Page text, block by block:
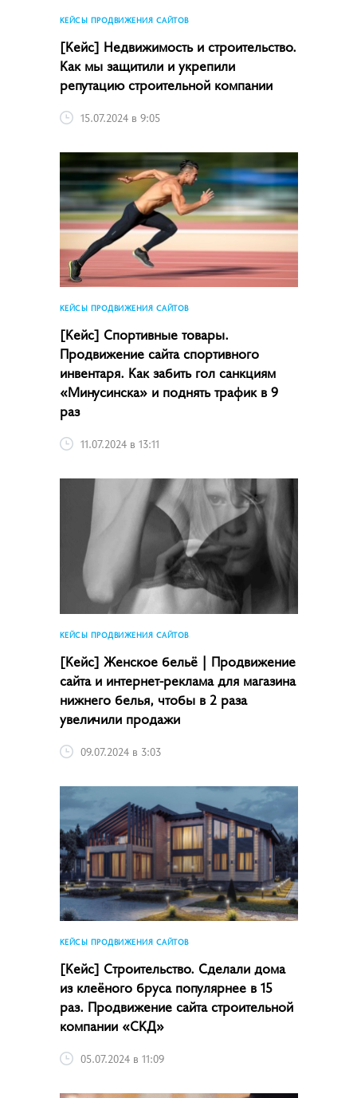
КЕЙСЫ ПРОДВИЖЕНИЯ САЙТОВ
[Кейс] Недвижимость и строительство.
Как мы защитили и укрепили
репутацию строительной компании
15.07.2024 в 9:05
КЕЙСЫ ПРОДВИЖЕНИЯ САЙТОВ
[Кейс] Спортивные товары.
Продвижение сайта спортивного
инвентаря. Как забить гол санкциям
«Минусинска» и поднять трафик в 9
раз
11.07.2024 в 13:11
КЕЙСЫ ПРОДВИЖЕНИЯ САЙТОВ
[Кейс] Женское бельё | Продвижение
сайта и интернет-реклама для магазина
нижнего белья, чтобы в 2 раза
увеличили продажи
09.07.2024 в 3:03
КЕЙСЫ ПРОДВИЖЕНИЯ САЙТОВ
[Кейс] Строительство. Сделали дома
из клеёного бруса популярнее в 15
раз. Продвижение сайта строительной
компании «СКД»
05.07.2024 в 11:09